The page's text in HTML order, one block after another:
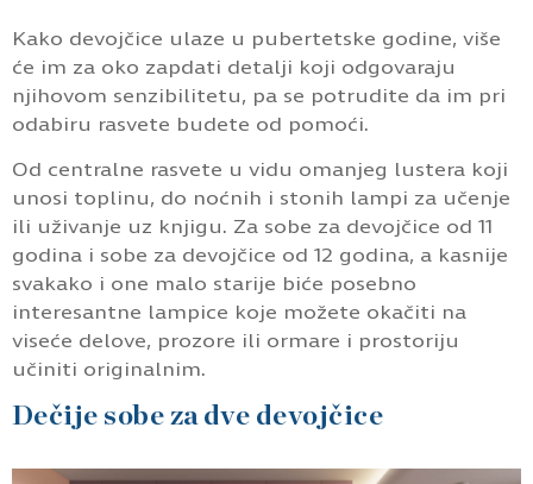
Kako devojčice ulaze u pubertetske godine, više
će im za oko zapdati detalji koji odgovaraju
njihovom senzibilitetu, pa se potrudite da im pri
odabiru rasvete budete od pomoći.
Od centralne rasvete u vidu omanjeg lustera koji
unosi toplinu, do noćnih i stonih lampi za učenje
ili uživanje uz knjigu. Za sobe za devojčice od 11
godina i sobe za devojčice od 12 godina, a kasnije
svakako i one malo starije biće posebno
interesantne lampice koje možete okačiti na
viseće delove, prozore ili ormare i prostoriju
učiniti originalnim.
Dečije sobe za dve devojčice